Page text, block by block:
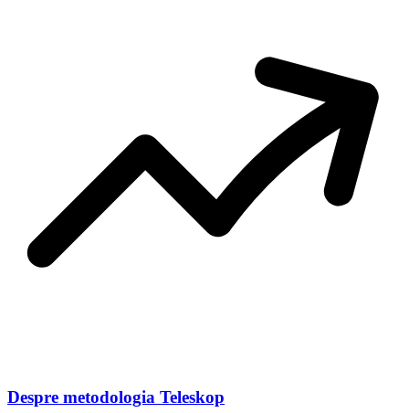
Despre metodologia Teleskop